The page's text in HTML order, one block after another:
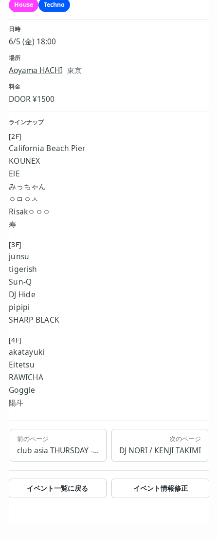
House Techno
日時
6/5 (金) 18:00
場所
Aoyama HACHI 東京
料金
DOOR ¥1500
ラインナップ
[2F]
California Beach Pier
KOUNEX
ElE
みっちゃん
ㅇㅁㅇㅅ
Risakㅇㅇㅇ
寿
[3F]
junsu
tigerish
Sun-Q
DJ Hide
pipipi
SHARP BLACK
[4F]
akatayuki
Eitetsu
RAWICHA
Goggle
陽斗
前のページ
club asia THURSDAY -▲GA YAMA▼-
次のページ
DJ NORI / KENJI TAKIMI
イベント一覧に戻る イベント情報修正